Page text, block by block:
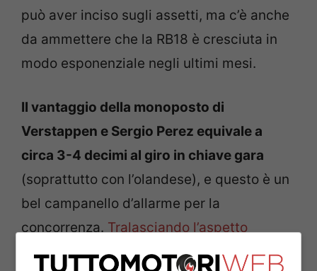
può aver inciso sugli assetti, ma c’è anche
da ammettere che la RB18 è cresciuta in
modo esponenziale negli ultimi mesi.
Il vantaggio della monoposto di
Verstappen e Sergio Perez equivale a
circa 3-4 decimi al giro in chiave gara
(soprattutto con l’olandese), e questo è un
bel campanello d’allarme per la
concorrenza. Tralasciando l’aspetto
sportivo, il Budget Cap è un argomento